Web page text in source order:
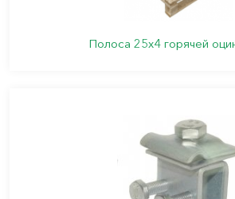
Полоса 25х4 горячей